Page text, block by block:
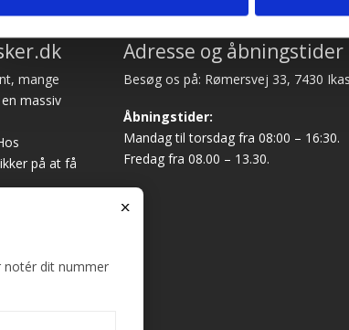
mange
massiv
på at få
sjældent
bruges
at vaske
optimalt,
Adresse og åbningstider
Besøg os på: Rømersvej 33, 7430
Åbningstider:
Mandag til torsdag fra 08:00 – 16:30.
Fredag fra 08.00 – 13.30.
x
notér dit nummer